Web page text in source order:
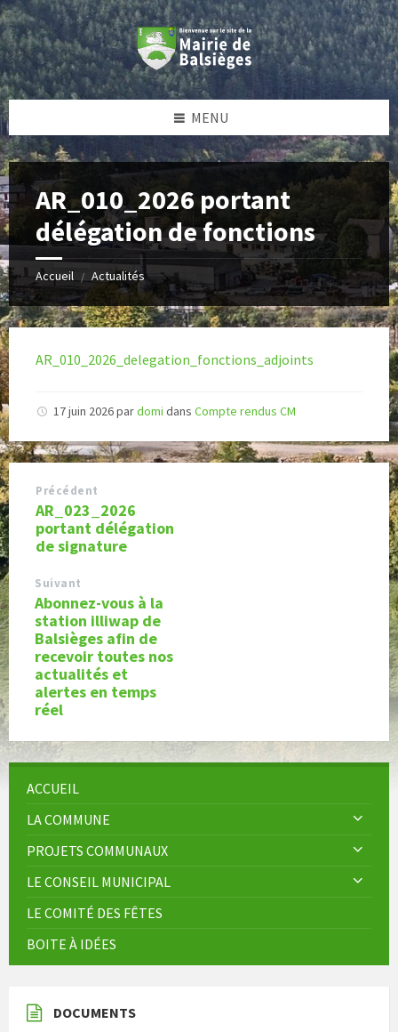
Skip
to
content
Skip
to
left
sidebar
Skip
to
right
sidebar
Skip
to
footer
MENU
AR_010_2026 portant
délégation de fonctions
Accueil / Actualités
AR_010_2026_delegation_fonctions_adjoints
17 juin 2026pardomi dans Compte rendus CM
Précédent
AR_023_2026
portant délégation
de signature
Suivant
Abonnez-vous à la
station illiwap de
Balsièges afin de
recevoir toutes nos
actualités et
alertes en temps
réel
ACCUEIL
LA COMMUNE
PROJETS COMMUNAUX
LE CONSEIL MUNICIPAL
LE COMITÉ DES FÊTES
BOITE À IDÉES
DOCUMENTS